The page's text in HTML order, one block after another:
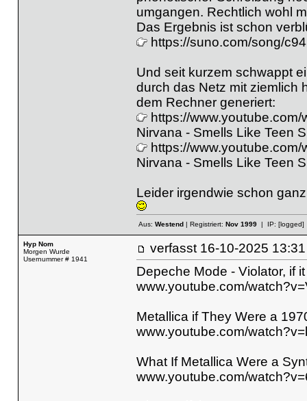
umgangen. Rechtlich wohl
Das Ergebnis ist schon
https://suno.com/song/
Und seit kurzem schwappt
durch das Netz mit ziemlich
dem Rechner generiert:
https://
Nirvana - Smells Like Teen
https://
Nirvana - Smells Like Teen
Leider irgendwie schon
Aus: Westend| Registriert: Nov 1999| IP: [logged]
Hyp Nom
Morgen Wurde
Usernummer # 1941
verfasst 16-10-2025
Depeche Mode - Violator, if
www.youtube.com/
Metallica if They Were a
www.youtube.com/
What If Metallica Were a
www.youtube.com/